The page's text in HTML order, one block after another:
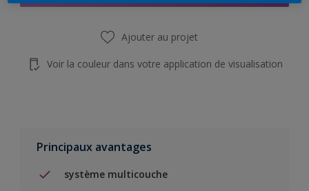
Ajouter au projet
Voir la couleur dans votre application de visualisation
Principaux avantages
système multicouche